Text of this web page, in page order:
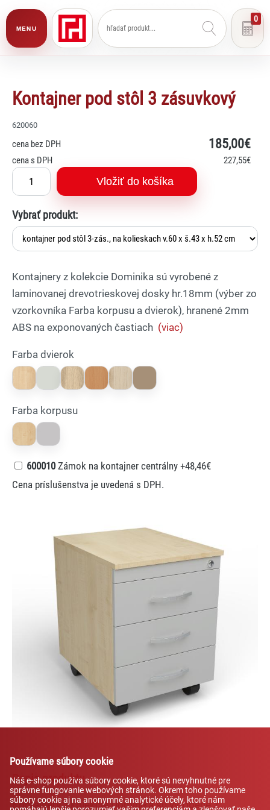
MENU
0
Kontajner pod stôl 3 zásuvkový
620060
cena bez DPH 185,00€
cena s DPH 227,55€
Vložiť do košíka
Vybrať produkt:
Kontajnery z kolekcie Dominika sú vyrobené z
laminovanej drevotrieskovej dosky hr.18mm (výber zo
vzorkovníka Farba korpusu a dvierok), hranené 2mm
ABS na exponovaných častiach (viac)
Farba dvierok
Farba korpusu
600010 Zámok na kontajner centrálny +48,46€
Cena príslušenstva je uvedená s DPH.
Popis produktu
Kontajnery z kolekcie Dominika sú vyrobené z
Používame súbory cookie
Náš e-shop používa súbory cookie, ktoré sú nevyhnutné pre
správne fungovanie webových stránok. Okrem toho používame
súbory cookie aj na anonymné analytické účely, ktoré nám
Lexi
Asistent pre školský nábytok a
vybavenie tried